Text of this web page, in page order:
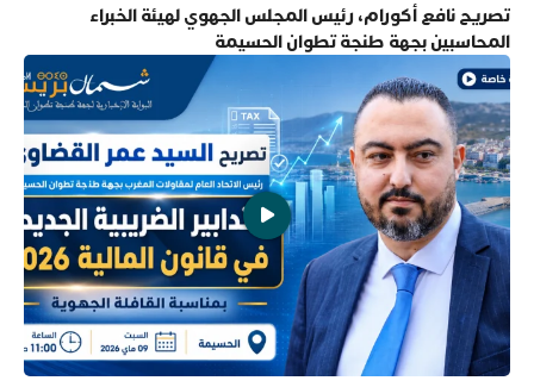
تصريح نافع أكورام، رئيس المجلس الجهوي لهيئة الخبراء
المحاسبين بجهة طنجة تطوان الحسيمة